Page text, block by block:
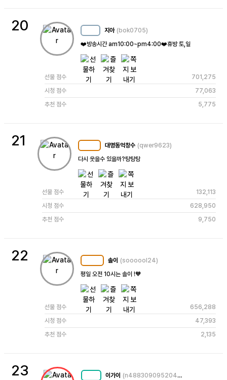
20 지아 (bok0705)
❤️방송시간 am10:00~pm4:00❤️휴방 토,일
선물 점수
701,275
시청 점수
77,063
추천 점수
5,775
21 대명동억창수 (qwer9623)
다시 웃을수 있을까?탕탕탕
선물 점수
132,113
시청 점수
628,950
추천 점수
9,750
22 솔이 (soooool24)
평일 오전 10시는 솔이 !🧡
선물 점수
656,288
시청 점수
47,393
추천 점수
2,135
23 이가이 (n4883090952043230823)